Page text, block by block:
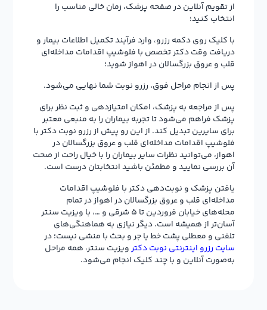
از تقویم آنلاین در صفحه پزشک، زمان خالی مناسب را
انتخاب کنید؛
با کلیک روی دکمه رزرو، وارد فرآیند تکمیل اطلاعات بیمار و
دریافت وقت دکتر تخصص با فلوشیپ اقدامات مداخله‌ای
قلب و عروق بزرگسالان در اهواز شوید؛
پس از انجام مراحل فوق، رزرو نوبت شما نهایی می‌شود.
پس از مراجعه به پزشک، امکان امتیازدهی و ثبت نظر برای
پزشک فراهم می‌شود تا تجربه بیماران را به منبعی معتبر
برای سایرین تبدیل کند. از این رو پیش از رزرو نوبت دکتر با
فلوشیپ اقدامات مداخله‌ای قلب و عروق بزرگسالان در
اهواز، می‌توانید نظرات سایر بیماران را با خیال راحت از صحت
آن بررسی نمایید و مطمئن باشید انتخابتان درست است.
یافتن پزشک و نوبت‌دهی دکتر با فلوشیپ اقدامات
مداخله‌ای قلب و عروق بزرگسالان در اهواز در تمام
محله‌های خیابان فروردین تا 5 شرقی و …، با ویزیت سنتر
آسان‌تر از همیشه است. دیگر نیازی به هماهنگی‌های
تلفنی و معطلی پشت خط یا جر و بحث با منشی نیست؛ در
سایت رزرو اینترنتی نوبت دکترویزیت سنتر، همه مراحل
به‌صورت آنلاین و با چند کلیک انجام می‌شود.